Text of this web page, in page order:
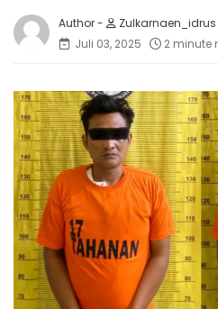
Zulkarnaen_idrus
Juli 03, 2025
2 minute